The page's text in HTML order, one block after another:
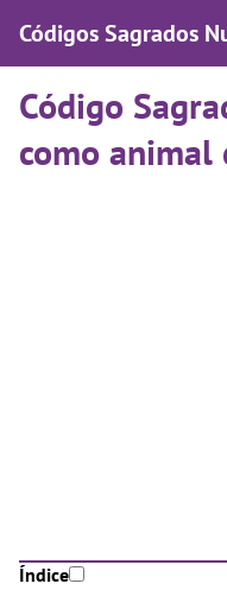
Códigos Sagrados
Código
como animal
Índice